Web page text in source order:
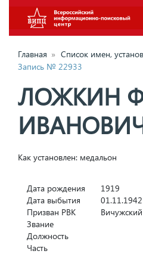
Главная » Список имен,
Запись № 22933
ЛОЖКИН
Как установлен: медальон
Дата рождения
1919
Дата выбытия
01.11.1942
Призван РВК
Звание
Должность
Часть